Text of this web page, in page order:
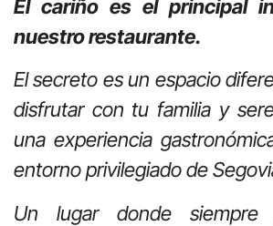
El cariño es el principal
nuestro restaurante.
El secreto es un espacio
disfrutar con tu familia y
una experiencia
entorno privilegiado de
Un lugar donde siempre